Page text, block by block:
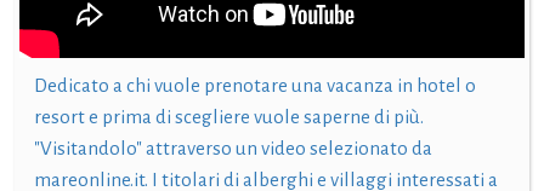
Dedicato a chi vuole prenotare una vacanza in hotel o
resort e prima di scegliere vuole saperne di più.
"Visitandolo" attraverso un video selezionato da
mareonline.it. I titolari di alberghi e villaggi interessati a